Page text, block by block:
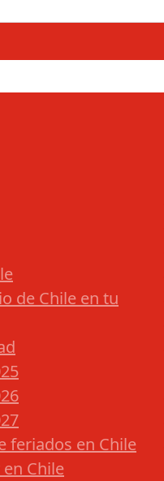
de Chile en tu
feriados en Chile
Chile